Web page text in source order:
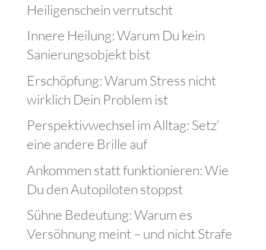
Heiligenschein verrutscht
Innere Heilung: Warum Du kein
Sanierungsobjekt bist
Erschöpfung: Warum Stress nicht
wirklich Dein Problem ist
Perspektivwechsel im Alltag: Setz‘
eine andere Brille auf
Ankommen statt funktionieren: Wie
Du den Autopiloten stoppst
Sühne Bedeutung: Warum es
Versöhnung meint – und nicht Strafe